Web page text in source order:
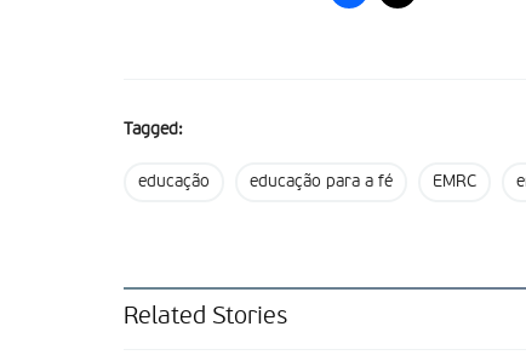
Tagged:
educação educação para a fé EMRC
Related Stories